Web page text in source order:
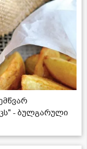
- ბულგარული